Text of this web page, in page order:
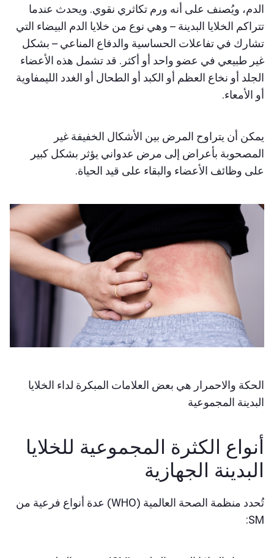
الدم، ويُصنف على أنه ورم تكاثري نقوي. ويحدث عندما
تتراكم الخلايا البدينة – وهي نوع من خلايا الدم البيضاء التي
تشارك في تفاعلات الحساسية والدفاع المناعي – بشكل
غير طبيعي في عضو واحد أو أكثر. قد تشمل هذه الأعضاء
الجلد أو نخاع العظم أو الكبد أو الطحال أو الغدد الليمفاوية
أو الأمعاء.
يمكن أن يتراوح المرض بين الأشكال الخفيفة غير
المصحوبة بأعراض إلى مرض عدواني يؤثر بشكل كبير
على وظائف الأعضاء والبقاء على قيد الحياة.
الحكة والاحمرار هي بعض العلامات المبكرة لداء الخلايا
البدينة المجموعية
أنواع الكثرة المجموعية للخلايا
البدينة الجهازية
تُحدد منظمة الصحة العالمية (WHO) عدة أنواع فرعية من
SM: